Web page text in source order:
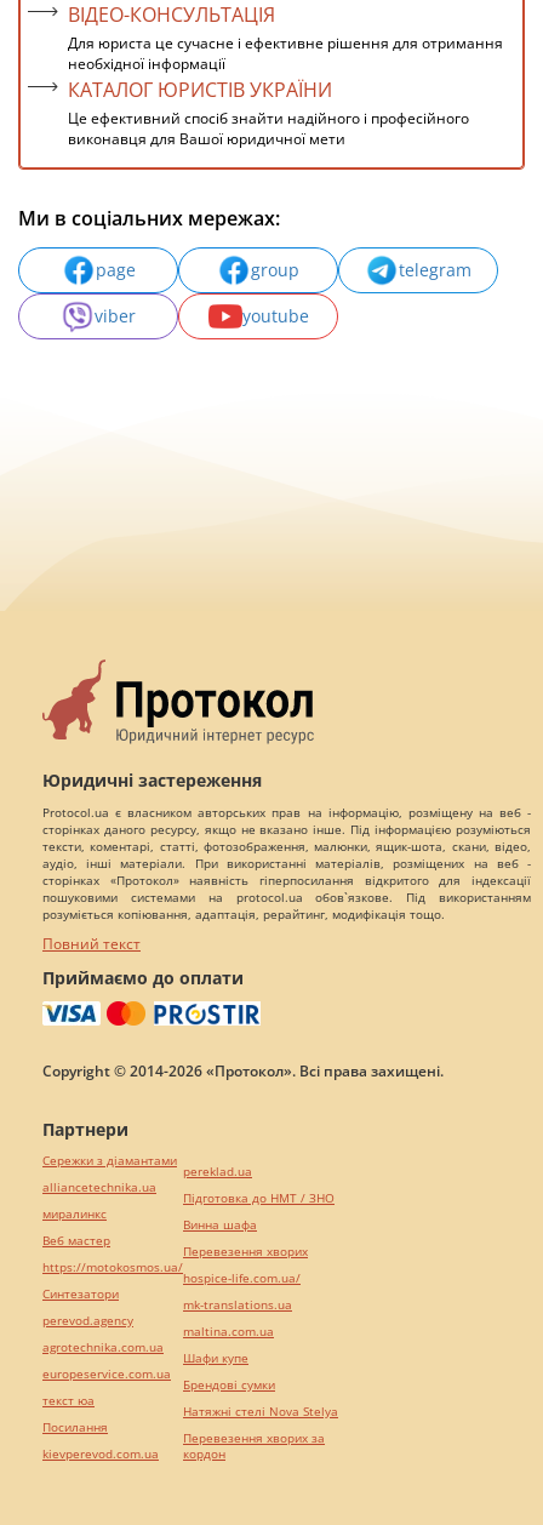
ВІДЕО-КОНСУЛЬТАЦІЯ
Для юриста це сучасне і ефективне рішення для отримання
необхідної інформації
КАТАЛОГ ЮРИСТІВ УКРАЇНИ
Це ефективний спосіб знайти надійного і професійного
виконавця для Вашої юридичної мети
Ми в соціальних мережах:
page group
telegram
viber
youtube
Юридичні застереження
Protocol.ua є власником авторських прав на інформацію, розміщену на веб -
сторінках даного ресурсу, якщо не вказано інше. Під інформацією розуміються
тексти, коментарі, статті, фотозображення, малюнки, ящик-шота, скани, відео,
аудіо, інші матеріали. При використанні матеріалів, розміщених на веб -
сторінках «Протокол» наявність гіперпосилання відкритого для індексації
пошуковими системами на protocol.ua обов`язкове. Під використанням
розуміється копіювання, адаптація, рерайтинг, модифікація тощо.
Повний текст
Приймаємо до оплати
Copyright © 2014-2026 «Протокол». Всі права захищені.
Партнери
Сережки з діамантами
alliancetechnika.ua
миралинкс
Веб мастер
https://motokosmos.ua/
Синтезатори
perevod.agency
agrotechnika.com.ua
europeservice.com.ua
текст юа
Посилання
kievperevod.com.ua
pereklad.ua
Підготовка до НМТ / ЗНО
Винна шафа
Перевезення хворих
hospice-life.com.ua/
mk-translations.ua
maltina.com.ua
Шафи купе
Брендові сумки
Натяжні стелі Nova Stelya
Перевезення хворих за
кордон